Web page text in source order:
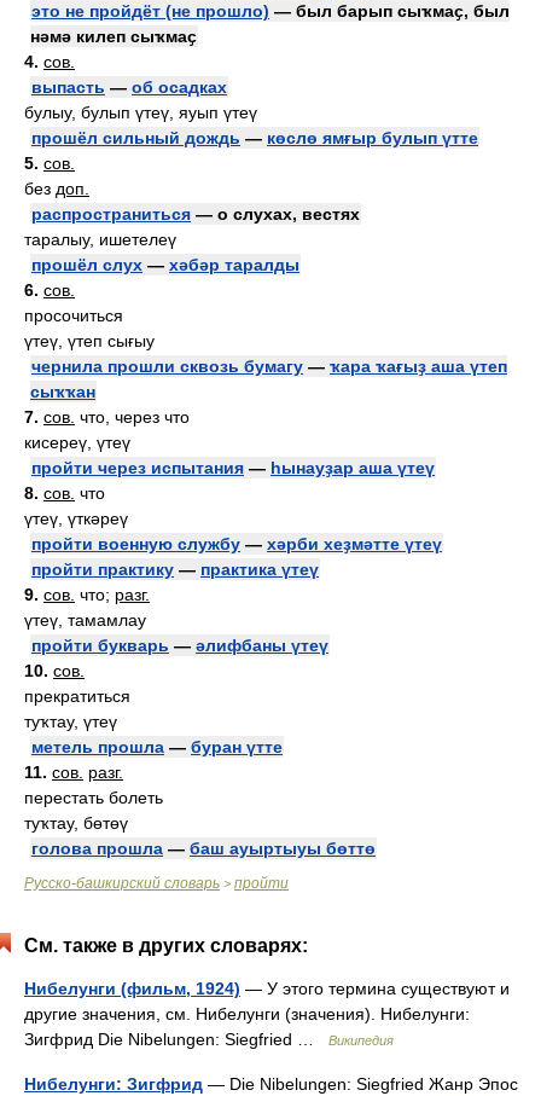
это не пройдёт (не прошло) — был барып сыҡмаҫ, был
нәмә килеп сыҡмаҫ
4. сов.
выпасть — об осадках
булыу, булып үтеү, яуып үтеү
прошёл сильный дождь — көслө ямғыр булып үтте
5. сов.
без доп.
распространиться — о слухах, вестях
таралыу, ишетелеү
прошёл слух — хәбәр таралды
6. сов.
просочиться
үтеү, үтеп сығыу
чернила прошли сквозь бумагу — ҡара ҡағыҙ аша үтеп
сыҡҡан
7. сов. что, через что
кисереү, үтеү
пройти через испытания — һынауҙар аша үтеү
8. сов. что
үтеү, үткәреү
пройти военную службу — хәрби хеҙмәтте үтеү
пройти практику — практика үтеү
9. сов. что; разг.
үтеү, тамамлау
пройти букварь — әлифбаны үтеү
10. сов.
прекратиться
туҡтау, үтеү
метель прошла — буран үтте
11. сов. разг.
перестать болеть
туҡтау, бөтөү
голова прошла — баш ауыртыуы бөттө
Русско-башкирский словарь > пройти
См. также в других словарях:
Нибелунги (фильм, 1924) — У этого термина существуют и
другие значения, см. Нибелунги (значения). Нибелунги:
Зигфрид Die Nibelungen: Siegfried …
Википедия
Нибелунги: Зигфрид — Die Nibelungen: Siegfried Жанр Эпос